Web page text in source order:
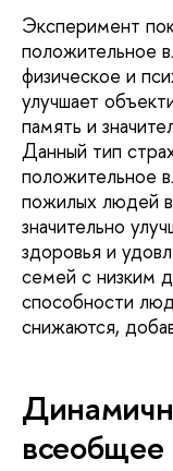
Эксперимент
положительное
физическое и
улучшает
память и
Данный тип
положительное
пожилых людей
значительно
здоровья и
семей с низким
способности
снижаются,